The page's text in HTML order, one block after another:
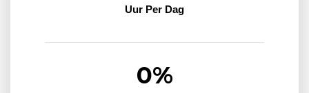
Uur Per Dag
0%